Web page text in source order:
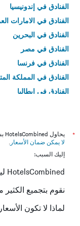
الفنادق في إندونيسيا
الفنادق في الامارات
الفنادق في البحرين
الفنادق في مصر
الفنادق في فرنسا
الفنادق في المملكة
الفنادق في إيطاليا
*
يحاول HotelsCombined بشكل دائم الحصول على الأسعار الدقيقة، ولكن
لا يمكن ضمان الأسعار .
إليك السبب:
HotelsCombined ليس البائع
نقوم بتجميع الكثير
لماذا لا تكون الأسعار